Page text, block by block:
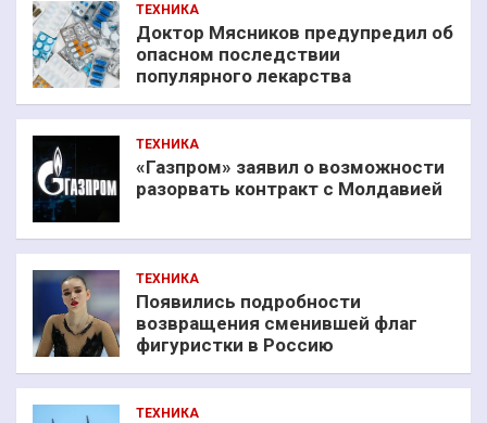
ТЕХНИКА
Доктор Мясников предупредил об
опасном последствии
популярного лекарства
ТЕХНИКА
«Газпром» заявил о возможности
разорвать контракт с Молдавией
ТЕХНИКА
Появились подробности
возвращения сменившей флаг
фигуристки в Россию
ТЕХНИКА